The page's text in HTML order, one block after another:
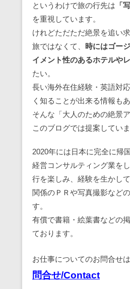
というわけで旅の行先は 「
を重視しています。
けれどただただ絶景を追い
旅ではなくて、 時にはゴー
イメント性のあるホテルや
たい。
長い海外在住経験・英語対
く知ることが出来る情報もあ
そんな「大人のための絶景
このブログでは提案していま
2020年には日本に完全に帰
経営コンサルティング業を
行を楽しみ、経験を生かし
関係のＰＲや写真撮影など
す。
有償で書籍・絵葉書などの
ております。
お仕事についてのお問合せ
問合せ/Contact